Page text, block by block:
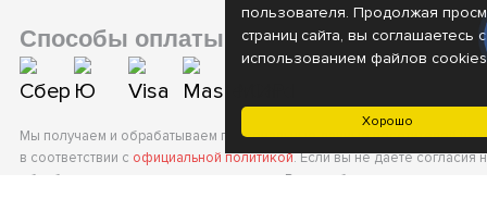
Хорошо
пользователя. Продолжая
страниц сайта, вы соглашаетесь с
использованием файлов
Способы оплаты
Мы получаем и обрабатываем персональные данные посетителей
в соответствии с официальной политикой. Если вы не даете согласия
обработку своих персональных данных, Вам необходимо покинуть наш